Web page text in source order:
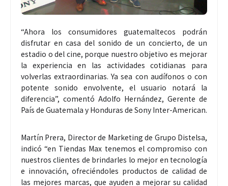
“Ahora los consumidores guatemaltecos podrán
disfrutar en casa del sonido de un concierto, de un
estadio o del cine, porque nuestro objetivo es mejorar
la experiencia en las actividades cotidianas para
volverlas extraordinarias. Ya sea con audífonos o con
potente sonido envolvente, el usuario notará la
diferencia”, comentó Adolfo Hernández, Gerente de
País de Guatemala y Honduras de Sony Inter-American.
Martín Prera, Director de Marketing de Grupo Distelsa,
indicó “en Tiendas Max tenemos el compromiso con
nuestros clientes de brindarles lo mejor en tecnología
e innovación, ofreciéndoles productos de calidad de
las mejores marcas, que ayuden a mejorar su calidad